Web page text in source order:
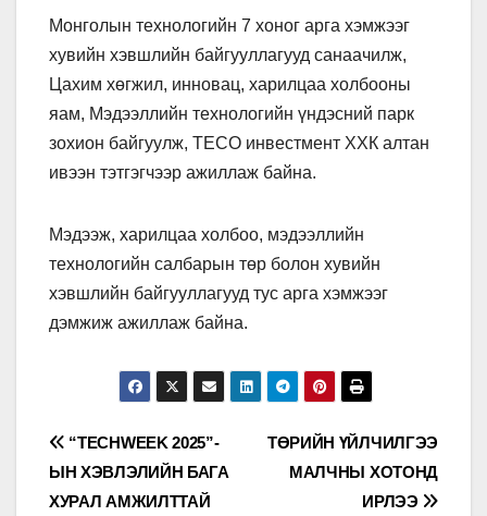
Монголын технологийн 7 хоног арга хэмжээг
хувийн хэвшлийн байгууллагууд санаачилж,
Цахим хөгжил, инновац, харилцаа холбооны
яам, Мэдээллийн технологийн үндэсний парк
зохион байгуулж, ТЕСО инвестмент ХХК алтан
ивээн тэтгэгчээр ажиллаж байна.
Мэдээж, харилцаа холбоо, мэдээллийн
технологийн салбарын төр болон хувийн
хэвшлийн байгууллагууд тус арга хэмжээг
дэмжиж ажиллаж байна.
Мэдээний
цэс
ТӨРИЙН ҮЙЛЧИЛГЭЭ
МАЛЧНЫ ХОТОНД
ИРЛЭЭ
“TECHWEEK 2025”-
ЫН ХЭВЛЭЛИЙН БАГА
ХУРАЛ АМЖИЛТТАЙ